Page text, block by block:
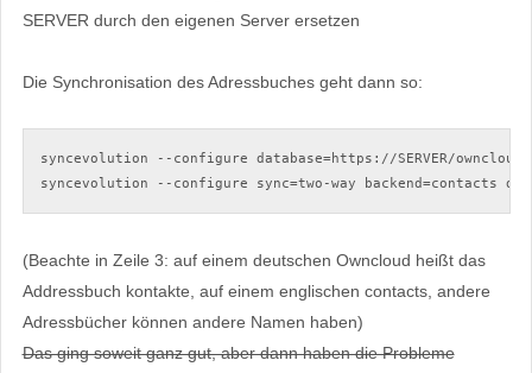
SERVER durch den eigenen Server ersetzen
Die Synchronisation des Adressbuches geht dann so:
syncevolution --configure database=https://SERVER/
syncevolution --configure sync=two-way backend=contacts
(Beachte in Zeile 3: auf einem deutschen Owncloud heißt das
Addressbuch kontakte, auf einem englischen contacts, andere
Adressbücher können andere Namen haben)
Das ging soweit ganz gut, aber dann haben die Probleme